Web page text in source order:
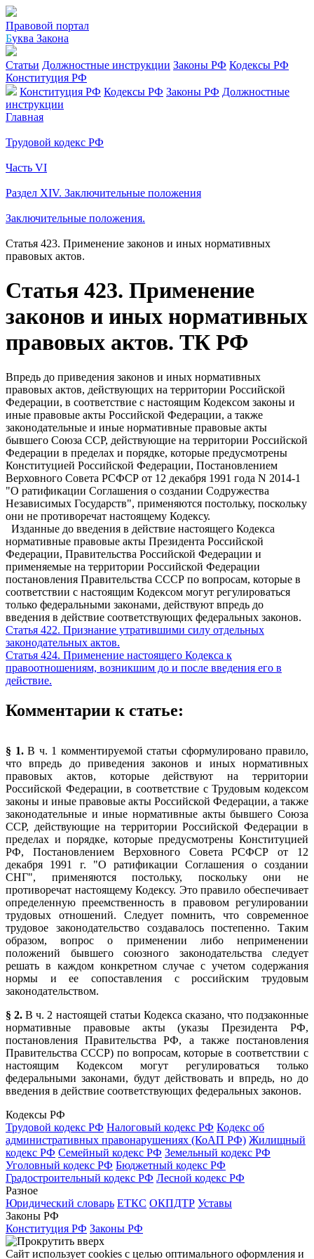
Правовой портал
Буква Закона
Статьи Должностные инструкции Законы РФ Кодексы РФ
Конституция РФ
Конституция РФ Кодексы РФ Законы РФ Должностные
инструкции
Главная
Трудовой кодекс РФ
Часть VI
Раздел XIV. Заключительные положения
Заключительные положения.
Статья 423. Применение законов и иных нормативных
правовых актов.
Статья 423. Применение
законов и иных нормативных
правовых актов. ТК РФ
Впредь до приведения законов и иных нормативных
правовых актов, действующих на территории Российской
Федерации, в соответствие с настоящим Кодексом законы и
иные правовые акты Российской Федерации, а также
законодательные и иные нормативные правовые акты
бывшего Союза ССР, действующие на территории Российской
Федерации в пределах и порядке, которые предусмотрены
Конституцией Российской Федерации, Постановлением
Верховного Совета РСФСР от 12 декабря 1991 года N 2014-1
"О ратификации Соглашения о создании Содружества
Независимых Государств", применяются постольку, поскольку
они не противоречат настоящему Кодексу.
Изданные до введения в действие настоящего Кодекса
нормативные правовые акты Президента Российской
Федерации, Правительства Российской Федерации и
применяемые на территории Российской Федерации
постановления Правительства СССР по вопросам, которые в
соответствии с настоящим Кодексом могут регулироваться
только федеральными законами, действуют впредь до
введения в действие соответствующих федеральных законов.
Статья 422. Признание утратившими силу отдельных
законодательных актов.
Статья 424. Применение настоящего Кодекса к
правоотношениям, возникшим до и после введения его в
действие.
Комментарии к статье:
§ 1. В ч. 1 комментируемой статьи сформулировано правило,
что впредь до приведения законов и иных нормативных
правовых актов, которые действуют на территории
Российской Федерации, в соответствие с Трудовым кодексом
законы и иные правовые акты Российской Федерации, а также
законодательные и иные нормативные акты бывшего Союза
ССР, действующие на территории Российской Федерации в
пределах и порядке, которые предусмотрены Конституцией
РФ, Постановлением Верховного Совета РСФСР от 12
декабря 1991 г. "О ратификации Соглашения о создании
СНГ", применяются постольку, поскольку они не
противоречат настоящему Кодексу. Это правило обеспечивает
определенную преемственность в правовом регулировании
трудовых отношений. Следует помнить, что современное
трудовое законодательство создавалось постепенно. Таким
образом, вопрос о применении либо неприменении
положений бывшего союзного законодательства следует
решать в каждом конкретном случае с учетом содержания
нормы и ее сопоставления с российским трудовым
законодательством.
§ 2.В ч. 2 настоящей статьи Кодекса сказано, что подзаконные
нормативные правовые акты (указы Президента РФ,
постановления Правительства РФ, а также постановления
Правительства СССР) по вопросам, которые в соответствии с
настоящим Кодексом могут регулироваться только
федеральными законами, будут действовать и впредь, но до
введения в действие соответствующих федеральных законов.
Кодексы РФ
Трудовой кодекс РФ Налоговый кодекс РФ Кодекс об
административных правонарушениях (КоАП РФ) Жилищный
кодекс РФ Семейный кодекс РФ Земельный кодекс РФ
Уголовный кодекс РФ Бюджетный кодекс РФ
Градостроительный кодекс РФ Лесной кодекс РФ
Разное
Юридический словарь ЕТКС ОКПДТР Уставы
Законы РФ
Конституция РФ Законы РФ
Сайт использует cookies с целью оптимального оформления и